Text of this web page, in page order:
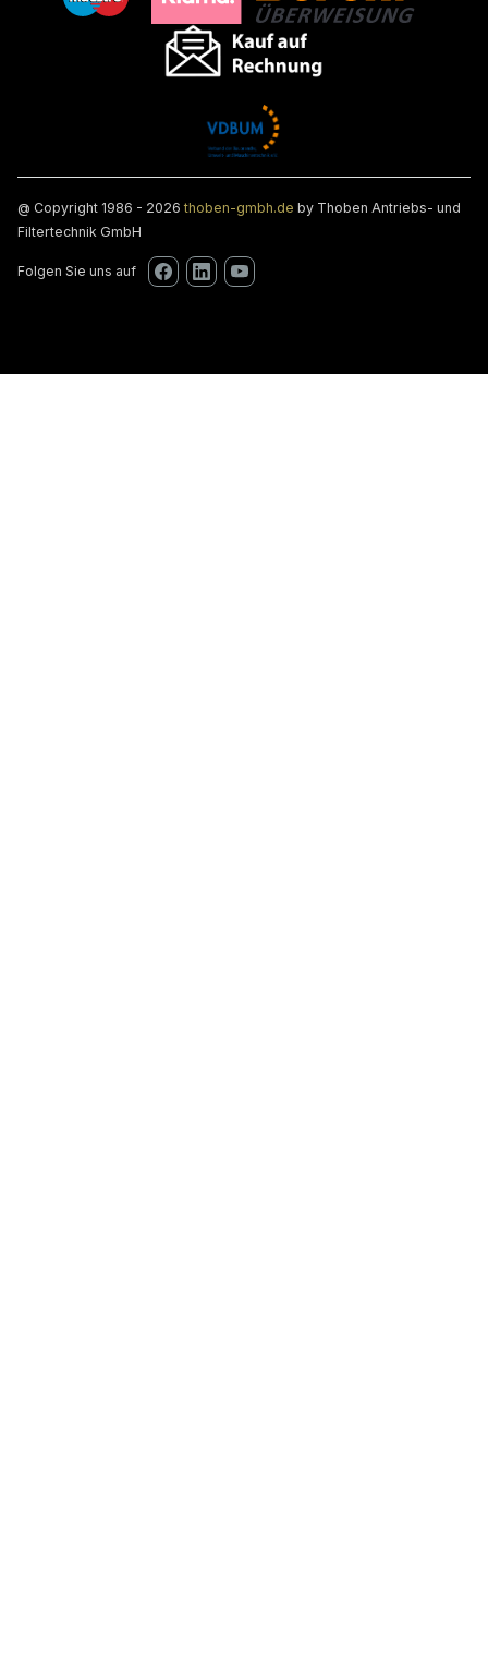
@ Copyright 1986 - 2026thoben-gmbh.de by Thoben Antriebs- und
Filtertechnik GmbH
Folgen Sie uns auf